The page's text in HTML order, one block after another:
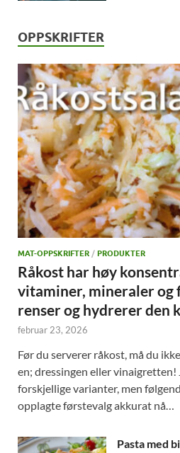
OPPSKRIFTER
MAT-OPPSKRIFTER / PRODUKTER
Råkost har høy
vitaminer, mineraler og
renser og hydrerer den
februar 23, 2026
Før du serverer råkost, må du
en; dressingen eller
forskjellige varianter, men
opplagte førstevalg akkurat nå…
Pasta med